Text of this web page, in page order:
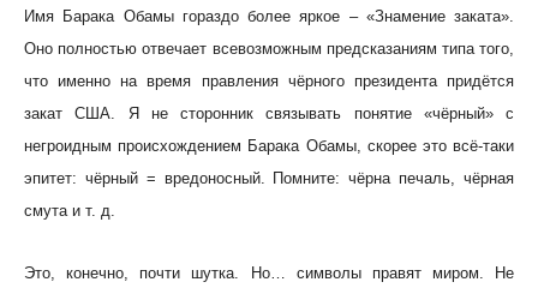
Имя Барака Обамы гораздо более яркое – «Знамение заката».
Оно полностью отвечает всевозможным предсказаниям типа того,
что именно на время правления чёрного президента придётся
закат США. Я не сторонник связывать понятие «чёрный» с
негроидным происхождением Барака Обамы, скорее это всё-таки
эпитет: чёрный = вредоносный. Помните: чёрна печаль, чёрная
смута и т. д.
Это, конечно, почти шутка. Но… символы правят миром. Не